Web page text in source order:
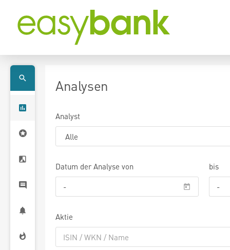
Analysen
Analyst
Datum der Analyse von bis
Aktie